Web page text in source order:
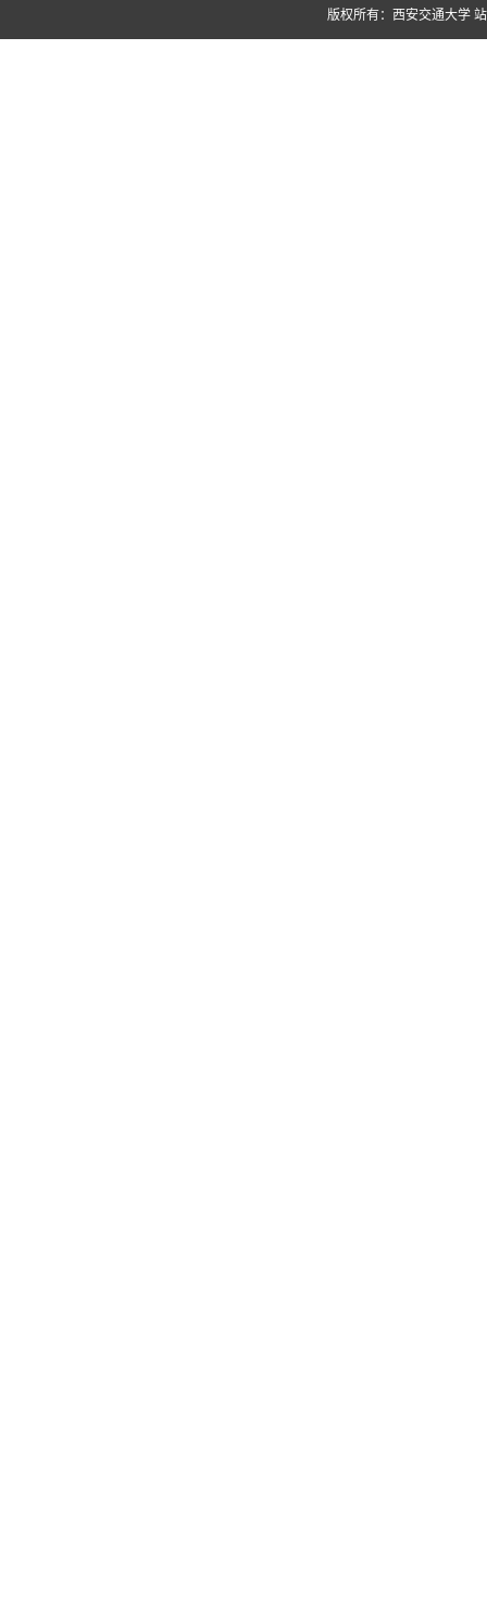
版权所有：西安交通大学